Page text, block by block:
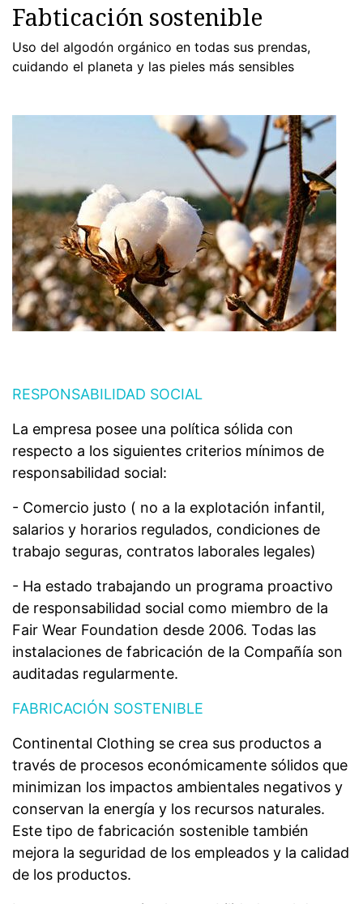
Fabticación sostenible
Uso del algodón orgánico en todas sus prendas,
cuidando el planeta y las pieles más sensibles
RESPONSABILIDAD SOCIAL
La empresa posee una política sólida con
respecto a los siguientes criterios mínimos de
responsabilidad social:
- Comercio justo ( no a la explotación infantil,
salarios y horarios regulados, condiciones de
trabajo seguras, contratos laborales legales)
- Ha estado trabajando un programa proactivo
de responsabilidad social como miembro de la
Fair Wear Foundation desde 2006. Todas las
instalaciones de fabricación de la Compañía son
auditadas regularmente.
FABRICACIÓN SOSTENIBLE
Continental Clothing se crea sus productos a
través de procesos económicamente sólidos que
minimizan los impactos ambientales negativos y
conservan la energía y los recursos naturales.
Este tipo de fabricación sostenible también
mejora la seguridad de los empleados y la calidad
de los productos.